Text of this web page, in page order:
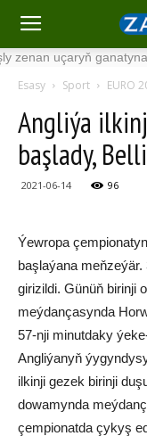
uçaryň ganatyna
Esasy Sport EURO
Angliýa
başlady,
2021-06-14 96
Ýewropa
başlaýana
girizildi. Günüň birinji
meýdançasynda
57-nji minutdaky
Angliýanyň
ilkinji gezek birinji
dowamynda
çempionatda çykyş